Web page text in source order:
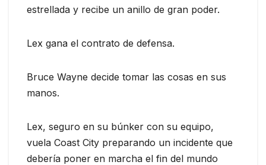
estrellada y recibe un anillo de gran poder.
Lex gana el contrato de defensa.
Bruce Wayne decide tomar las cosas en sus
manos.
Lex, seguro en su búnker con su equipo,
vuela Coast City preparando un incidente que
debería poner en marcha el fin del mundo